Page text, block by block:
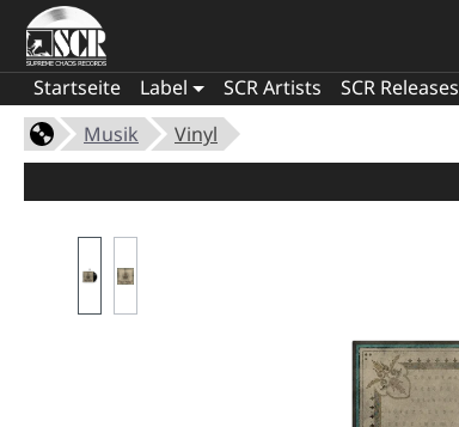
Startseite Label SCR Artists SCR Releases
Musik
Vinyl